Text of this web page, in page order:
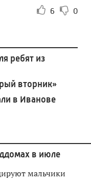
6 0
ребят из
вторник»
в Иванове
в июле
мальчики